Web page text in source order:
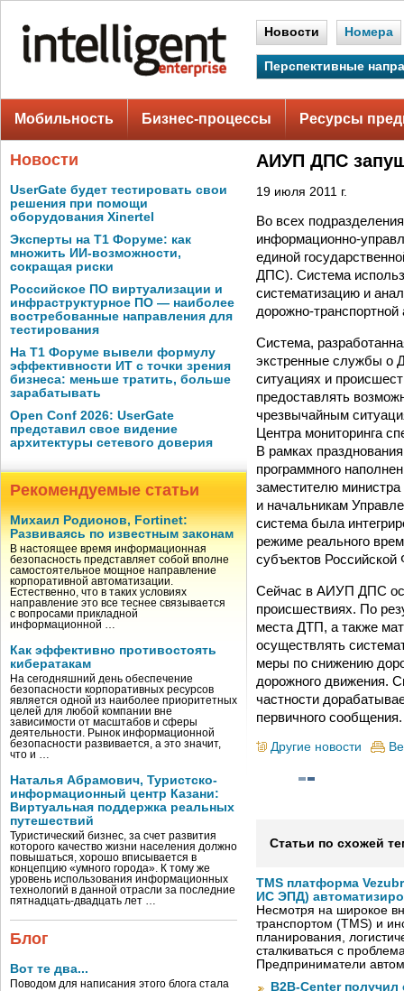
Новости Номера
Перспективные
Мобильность Бизнес-процессы Ресурсы
Новости
UserGate будет тестировать свои
решения при помощи
оборудования Xinertel
Эксперты на Т1 Форуме: как
множить ИИ-возможности,
сокращая риски
Российское ПО виртуализации и
инфраструктурное ПО — наиболее
востребованные направления для
тестирования
На Т1 Форуме вывели формулу
эффективности ИТ с точки зрения
бизнеса: меньше тратить, больше
зарабатывать
Open Conf 2026: UserGate
представил свое видение
архитектуры сетевого доверия
Рекомендуемые статьи
Михаил Родионов, Fortinet:
Развиваясь по известным законам
В настоящее время информационная
безопасность представляет собой вполне
самостоятельное мощное направление
корпоративной автоматизации.
Естественно, что в таких условиях
направление это все теснее связывается
с вопросами прикладной
информационной …
Как эффективно противостоять
кибератакам
На сегодняшний день обеспечение
безопасности корпоративных ресурсов
является одной из наиболее приоритетных
целей для любой компании вне
зависимости от масштабов и сферы
деятельности. Рынок информационной
безопасности развивается, а это значит,
что и …
Наталья Абрамович, Туристско-
информационный центр Казани:
Виртуальная поддержка реальных
путешествий
Туристический бизнес, за счет развития
которого качество жизни населения должно
повышаться, хорошо вписывается в
концепцию «умного города». К тому же
уровень использования информационных
технологий в данной отрасли за последние
пятнадцать-двадцать лет …
Блог
Вот те два...
Поводом для написания этого блога стала
АИУП ДПС
19 июля 2011 г.
Во всех
информационно-
единой
ДПС). Система
систематизацию и
дорожно-транспортной
Система,
экстренные службы о
ситуациях и
предоставлять
чрезвычайным
Центра мониторинга
В рамках
программного
заместителю
и начальникам
система была
режиме реального
субъектов Российской
Сейчас в АИУП ДПС
происшествиях. По
места ДТП, а также
осуществлять
меры по снижению
дорожного движения.
частности
первичного сообщения.
Другие новости
Статьи по схожей
TMS платформа
ИС ЭПД)
Несмотря на широкое
транспортом (TMS) и
планирования,
сталкиваться с
Предприниматели
B2B-Center получил